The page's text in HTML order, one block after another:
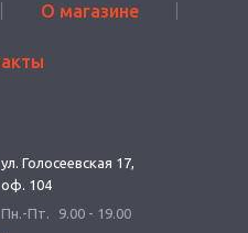
О магазине
ул. Голосеевская 17,
оф. 104
Пн.-Пт.
9.00 - 19.00